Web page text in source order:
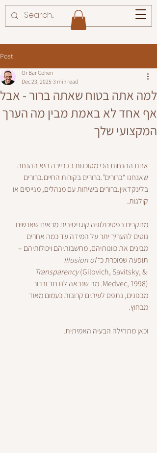
Post
למה אתה בטוח שאתה ברור - אבל
אף אחד לא באמת מבין מה הערך
המקצועי שלך
Or Bar Cohen
Dec 23, 2025 3 min read
אחת ההנחות הכי מסוכנות בקריירה היא ההנחה
שאנחנו “ברורים”.ברורים בקורות החיים.ברורים
בלינקדאין.ברורים בשיחות עם מנהלים, מגייסים או
קולגות.
מחקרים בפסיכולוגיה קוגניטיבית מראים שאנשים
נוטים להעריך יתר על המידה עד כמה אחרים
מבינים את כוונותיהם, מחשבותיהם ויכולותיהם –
תופעה שמוכרת כ־Illusion of
Transparency (Gilovich, Savitsky, &
Medvec, 1998). מה שנראה לנו חד וברור
מבפנים, נתפס לעיתים קרובות כעמום מאוד
מבחוץ.
וכאן מתחילה הבעיה האמיתית.